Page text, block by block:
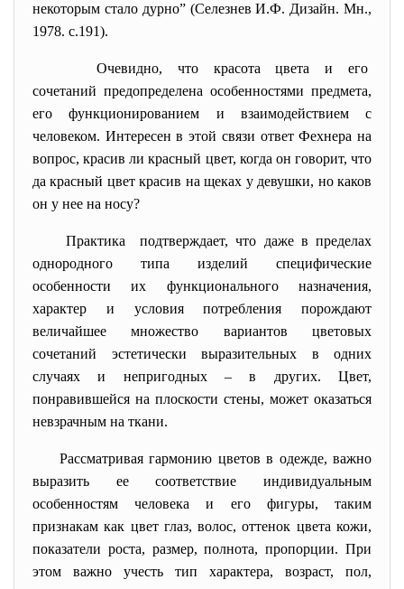
некоторым стало дурно” (Селезнев И.Ф. Дизайн. Мн.,
1978. с.191).
Очевидно, что красота цвета и его
сочетаний предопределена особенностями предмета,
его функционированием и взаимодействием с
человеком. Интересен в этой связи ответ Фехнера на
вопрос, красив ли красный цвет, когда он говорит, что
да красный цвет красив на щеках у девушки, но каков
он у нее на носу?
Практика подтверждает, что даже в пределах
однородного типа изделий специфические
особенности их функционального назначения,
характер и условия потребления порождают
величайшее множество вариантов цветовых
сочетаний эстетически выразительных в одних
случаях и непригодных – в других. Цвет,
понравившейся на плоскости стены, может оказаться
невзрачным на ткани.
Рассматривая гармонию цветов в одежде, важно
выразить ее соответствие индивидуальным
особенностям человека и его фигуры, таким
признакам как цвет глаз, волос, оттенок цвета кожи,
показатели роста, размер, полнота, пропорции. При
этом важно учесть тип характера, возраст, пол,